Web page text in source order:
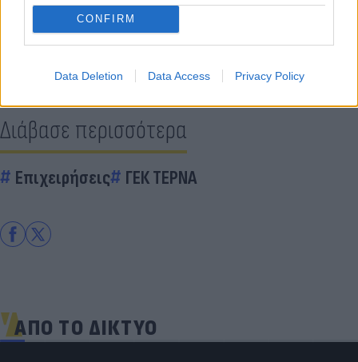
CONFIRM
Data Deletion Data Access Privacy Policy
Διάβασε περισσότερα
Επιχειρήσεις ΓΕΚ ΤΕΡΝΑ
ΑΠΟ ΤΟ ΔΙΚΤΥΟ